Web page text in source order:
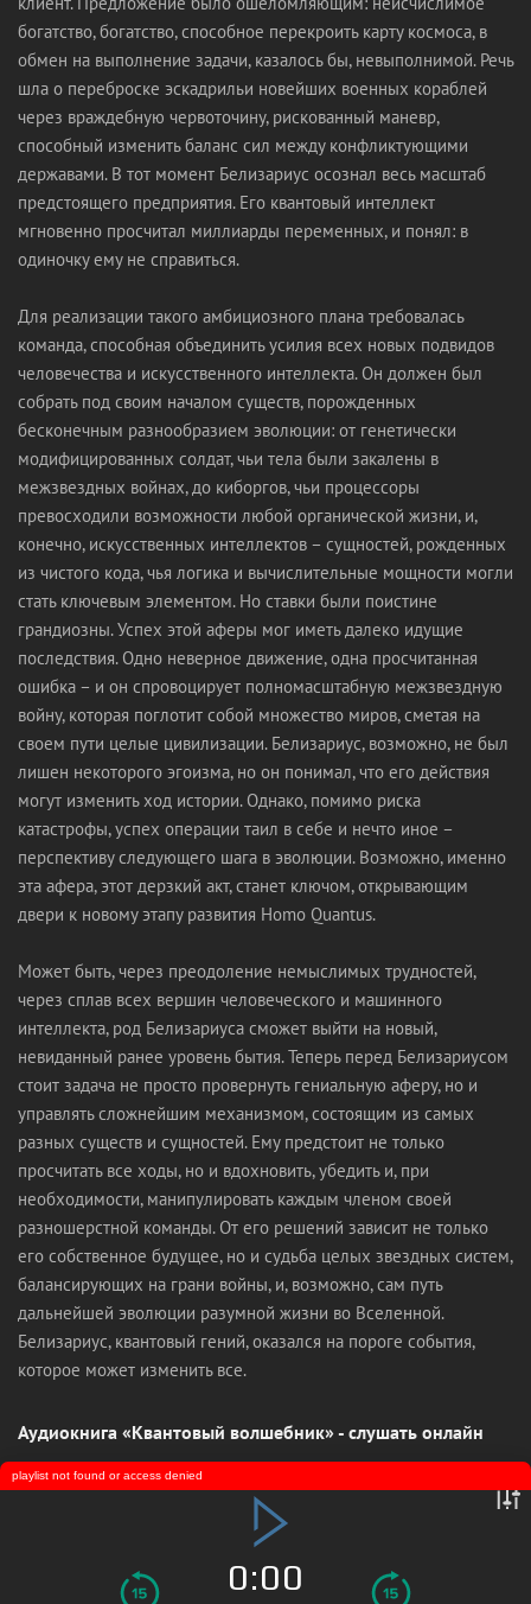
богатство, богатство, способное перекроить карту космоса, в
обмен на выполнение задачи, казалось бы, невыполнимой. Речь
шла о переброске эскадрильи новейших военных кораблей
через враждебную червоточину, рискованный маневр,
способный изменить баланс сил между конфликтующими
державами. В тот момент Белизариус осознал весь масштаб
предстоящего предприятия. Его квантовый интеллект
мгновенно просчитал миллиарды переменных, и понял: в
одиночку ему не справиться.
Для реализации такого амбициозного плана требовалась
команда, способная объединить усилия всех новых подвидов
человечества и искусственного интеллекта. Он должен был
собрать под своим началом существ, порожденных
бесконечным разнообразием эволюции: от генетически
модифицированных солдат, чьи тела были закалены в
межзвездных войнах, до киборгов, чьи процессоры
превосходили возможности любой органической жизни, и,
конечно, искусственных интеллектов – сущностей, рожденных
из чистого кода, чья логика и вычислительные мощности могли
стать ключевым элементом. Но ставки были поистине
грандиозны. Успех этой аферы мог иметь далеко идущие
последствия. Одно неверное движение, одна просчитанная
ошибка – и он спровоцирует полномасштабную межзвездную
войну, которая поглотит собой множество миров, сметая на
своем пути целые цивилизации. Белизариус, возможно, не был
лишен некоторого эгоизма, но он понимал, что его действия
могут изменить ход истории. Однако, помимо риска
катастрофы, успех операции таил в себе и нечто иное –
перспективу следующего шага в эволюции. Возможно, именно
эта афера, этот дерзкий акт, станет ключом, открывающим
двери к новому этапу развития Homo Quantus.
Может быть, через преодоление немыслимых трудностей,
через сплав всех вершин человеческого и машинного
интеллекта, род Белизариуса сможет выйти на новый,
невиданный ранее уровень бытия. Теперь перед Белизариусом
стоит задача не просто провернуть гениальную аферу, но и
управлять сложнейшим механизмом, состоящим из самых
разных существ и сущностей. Ему предстоит не только
просчитать все ходы, но и вдохновить, убедить и, при
необходимости, манипулировать каждым членом своей
разношерстной команды. От его решений зависит не только
его собственное будущее, но и судьба целых звездных систем,
балансирующих на грани войны, и, возможно, сам путь
дальнейшей эволюции разумной жизни во Вселенной.
Белизариус, квантовый гений, оказался на пороге события,
которое может изменить все.
Аудиокнига «Квантовый волшебник» - слушать онлайн
0:00
playlist not found or access denied